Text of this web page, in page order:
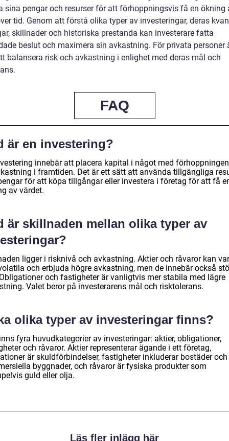
sina pengar och resurser för att förhoppningsvis få en ökning
tid. Genom att förstå olika typer av investeringar, deras
skillnader och historiska prestanda kan investerare fatta
beslut och maximera sin avkastning. För privata personer
balansera risk och avkastning i enlighet med deras mål och
FAQ
är en investering?
innebär att placera kapital i något med
i framtiden. Det är ett sätt att använda tillgängliga
för att köpa tillgångar eller investera i företag för att få
av värdet.
är skillnaden mellan olika typer av
ligger i risknivå och avkastning. Aktier och råvaror kan
och erbjuda högre avkastning, men de innebär också
och fastigheter är vanligtvis mer stabila med lägre
Valet beror på investerarens mål och risktolerans.
olika typer av investeringar finns?
fyra huvudkategorier av investeringar: aktier, obligationer,
och råvaror. Aktier representerar ägande i ett företag,
är skuldförbindelser, fastigheter inkluderar bostäder och
byggnader, och råvaror är fysiska produkter som
guld eller olja.
Läs fler inlägg här